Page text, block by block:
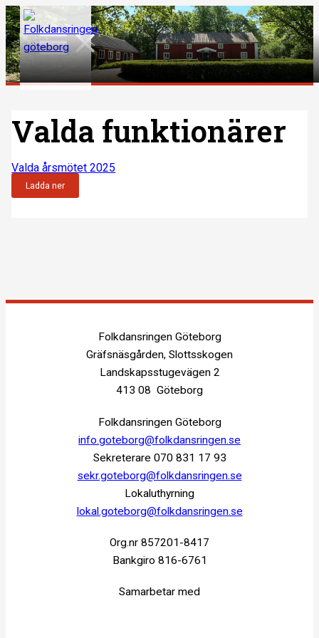
Hoppa
till
innehåll
Main
Menu
Valda funktionärer
Valda årsmötet 2025
Ladda ner
Folkdansringen Göteborg
Gräfsnäsgården, Slottsskogen
Landskapsstugevägen 2
413 08 Göteborg
Folkdansringen Göteborg
info.goteborg@folkdansringen.se
Sekreterare 070 831 17 93
sekr.goteborg@folkdansringen.se
Lokaluthyrning
lokal.goteborg@folkdansringen.se
Org.nr 857201-8417
Bankgiro 816-6761
Samarbetar med